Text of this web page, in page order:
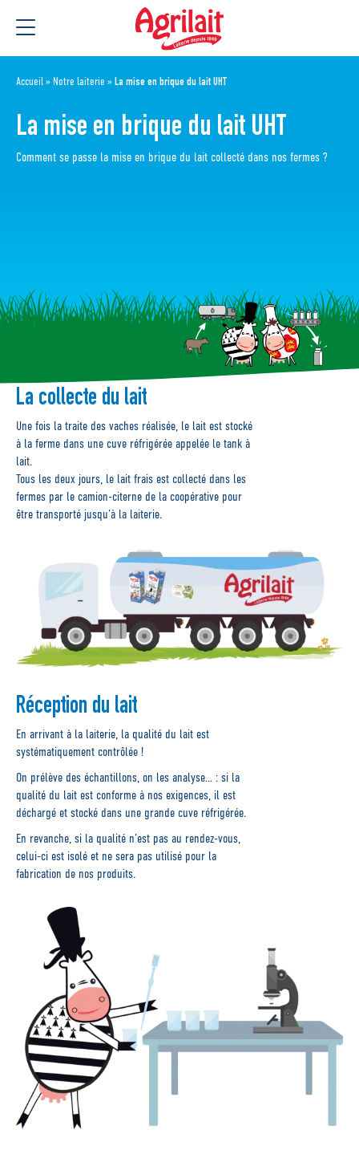
au
contenu
Accueil » Notre laiterie »La mise en brique du lait UHT
La mise en brique du lait UHT
Comment se passe la mise en brique du lait collecté dans nos fermes ?
La collecte du lait
Une fois la traite des vaches réalisée, le lait est stocké
à la ferme dans une cuve réfrigérée appelée le tank à
lait.
Tous les deux jours, le lait frais est collecté dans les
fermes par le camion-citerne de la coopérative pour
être transporté jusqu’à la laiterie.
Réception du lait
En arrivant à la laiterie, la qualité du lait est
systématiquement contrôlée !
On prélève des échantillons, on les analyse… : si la
qualité du lait est conforme à nos exigences, il est
déchargé et stocké dans une grande cuve réfrigérée.
En revanche, si la qualité n’est pas au rendez-vous,
celui-ci est isolé et ne sera pas utilisé pour la
fabrication de nos produits.